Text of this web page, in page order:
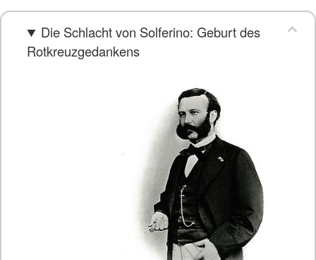
Die Schlacht von Solferino: Geburt des
Rotkreuzgedankens